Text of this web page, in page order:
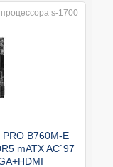
s-1700
B760M-E
mATX AC`97